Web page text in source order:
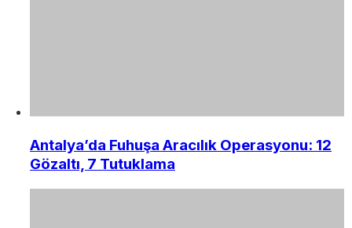
Antalya’da Fuhuşa Aracılık Operasyonu: 12
Gözaltı, 7 Tutuklama